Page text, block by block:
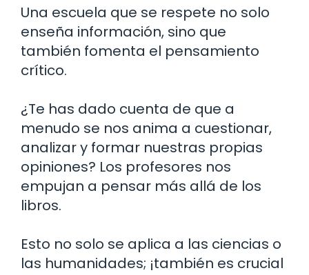
Una escuela que se respete no solo
enseña información, sino que
también fomenta el pensamiento
crítico.
¿Te has dado cuenta de que a
menudo se nos anima a cuestionar,
analizar y formar nuestras propias
opiniones? Los profesores nos
empujan a pensar más allá de los
libros.
Esto no solo se aplica a las ciencias o
las humanidades; ¡también es crucial